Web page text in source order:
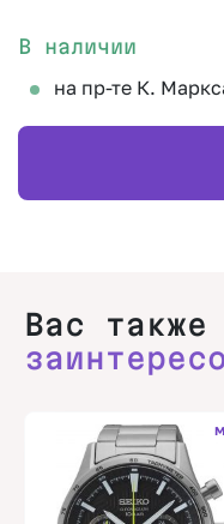
В наличии
на пр-те К.
Вас также